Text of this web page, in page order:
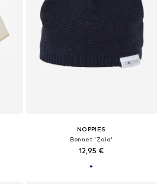
NOPPIES
Bonnet 'Zola'
12,95 €